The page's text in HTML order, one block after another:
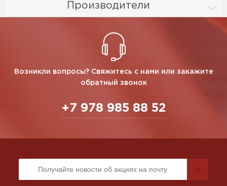
Производители
Возникли вопросы? Свяжитесь с нами или закажите
обратный звонок
+7 978 985 88 52